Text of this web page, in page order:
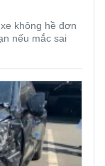
không hề đơn
nếu mắc sai